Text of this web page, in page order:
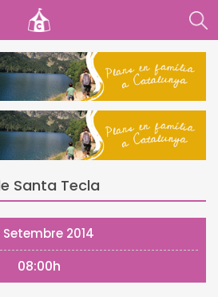
Santa Tecla
Setembre 2014
08:00h